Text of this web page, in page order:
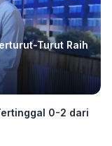
Turut Raih
0-2 dari